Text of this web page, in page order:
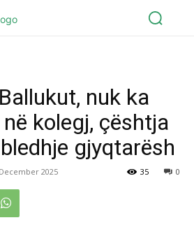
nuk ka
kolegj, çështja
gjyqtarësh
2025 0
35